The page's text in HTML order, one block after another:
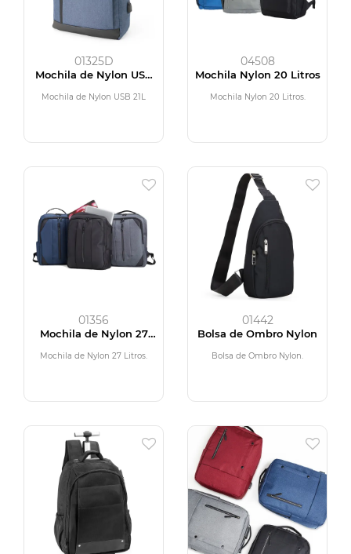
01325D
Mochila de Nylon USB
Mochila de Nylon USB 21L
04508
Mochila Nylon 20 Litros
Mochila Nylon 20 Litros.
01356
Mochila de Nylon 27
Mochila de Nylon 27 Litros.
01442
Bolsa de Ombro Nylon
Bolsa de Ombro Nylon.